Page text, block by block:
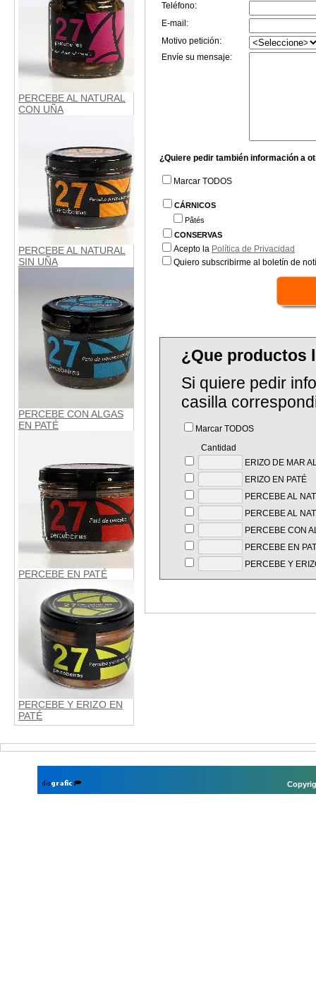
PERCEBE AL NATURAL
CON UÑA
PERCEBE AL NATURAL
SIN UÑA
PERCEBE CON ALGAS
EN PATÉ
PERCEBE EN PATÉ
PERCEBE Y ERIZO EN
PATÉ
Teléfono:
E-mail:
Motivo petición:
Envíe su mensaje:
¿Quiere pedir también información a
Marcar TODOS
CÁRNICOS
Pâtés
CONSERVAS
Acepto la Política de Privacidad
Quiero subscribirme al boletín de
¿Que productos
Si quiere pedir
casilla
Marcar TODOS
Cantidad
ERIZO DE MAR
ERIZO EN PATÉ
PERCEBE AL
PERCEBE AL
PERCEBE CON
PERCEBE EN
PERCEBE Y